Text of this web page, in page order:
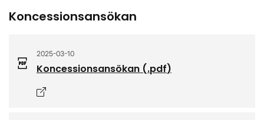
Koncessionsansökan
2025-03-10
Koncessionsansökan (.pdf)